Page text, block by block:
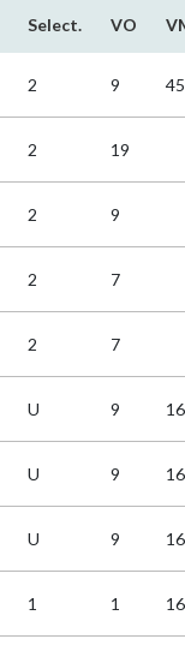
Select. VO
2 9 45
2 19
2 9
2 7
2 7
U 9 16
U 9 16
U 9 16
1 1 16